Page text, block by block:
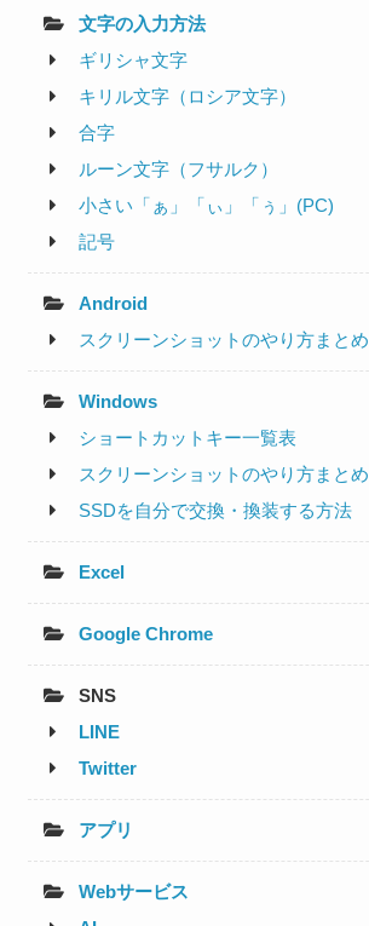
文字の入力方法
ギリシャ文字
キリル文字（ロシア文字）
合字
ルーン文字（フサルク）
小さい「ぁ」「ぃ」「ぅ」(PC)
記号
Android
スクリーンショットのやり方まとめ
Windows
ショートカットキー一覧表
スクリーンショットのやり方まとめ
SSDを自分で交換・換装する方法
Excel
Google Chrome
SNS
LINE
Twitter
アプリ
Webサービス